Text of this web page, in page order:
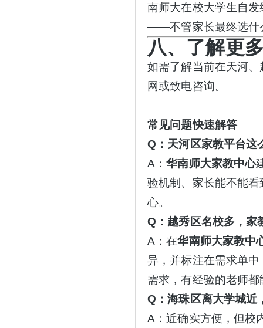
南师大在校大学生自
——不管家长最终选什
八、了解更
如需了解当前在天河
网或致电咨询。
常见问题快速解答
Q：天河区家教平台这
A：华南师大家教中心
验机制、家长能不能
心。
Q：越秀区名校多，家
A：在华南师大家教中
异，并标注在需求单
需求，有经验的老师都
Q：海珠区离大学城近
A：近确实方便，但校